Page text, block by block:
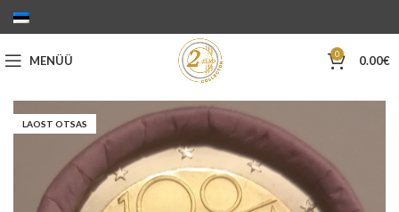
MENÜÜ 0 0.00€
LAOST OTSAS